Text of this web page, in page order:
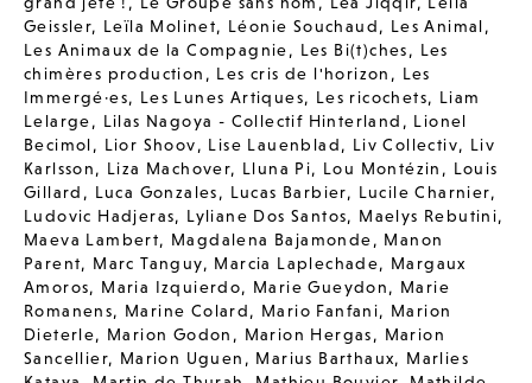
Geissler, Leïla Molinet, Léonie Souchaud, Les Animal,
Les Animaux de la Compagnie, Les Bi(t)ches, Les
chimères production , Les cris de l'horizon , Les
Immergé·es, Les Lunes Artiques, Les ricochets, Liam
Lelarge, Lilas Nagoya - Collectif Hinterland , Lionel
Becimol, Lior Shoov, Lise Lauenblad, Liv Collectiv, Liv
Karlsson, Liza Machover, Lluna Pi, Lou Montézin , Louis
Gillard , Luca Gonzales, Lucas Barbier, Lucile Charnier,
Ludovic Hadjeras, Lyliane Dos Santos, Maelys Rebutini,
Maeva Lambert, Magdalena Bajamonde, Manon
Parent, Marc Tanguy, Marcia Laplechade, Margaux
Amoros, Maria Izquierdo, Marie Gueydon, Marie
Romanens, Marine Colard, Mario Fanfani, Marion
Dieterle, Marion Godon , Marion Hergas, Marion
Sancellier, Marion Uguen , Marius Barthaux, Marlies